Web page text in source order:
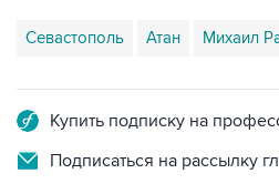
Севастополь Атан Михаил
Купить подписку на
Подписаться на рассылку